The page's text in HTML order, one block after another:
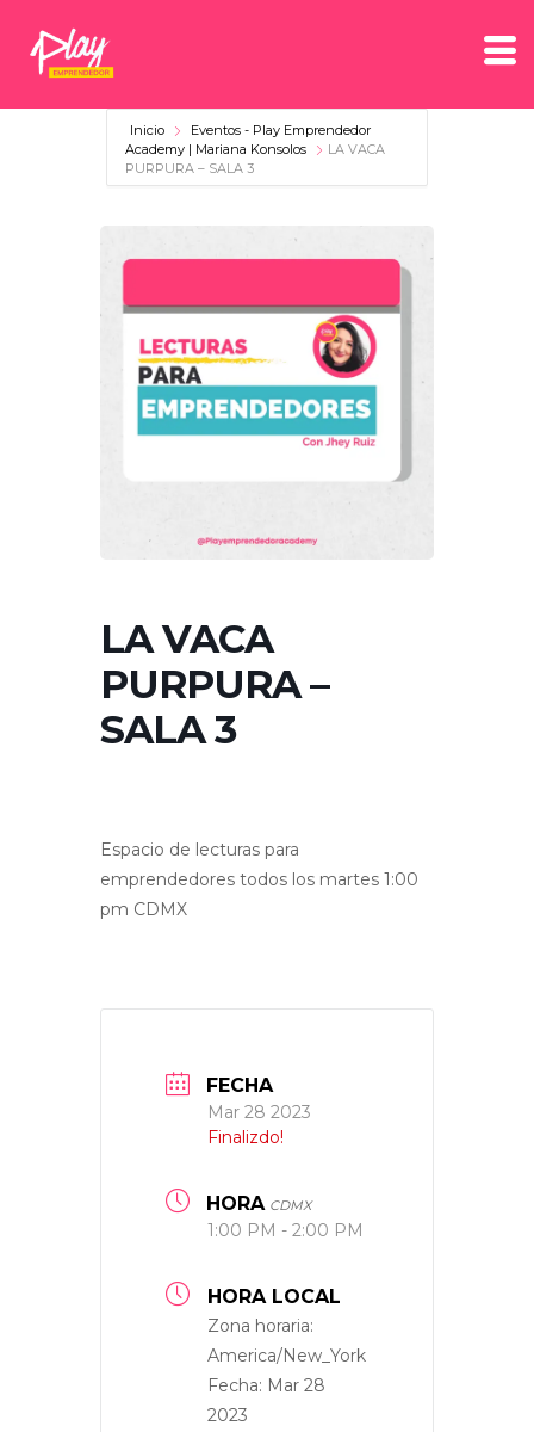
Inicio
Eventos - Play Emprendedor
Academy | Mariana Konsolos
LA VACA
PURPURA – SALA 3
LA VACA
PURPURA –
SALA 3
Espacio de lecturas para
emprendedores todos los martes 1:00
pm CDMX
FECHA
Mar 28 2023
Finalizdo!
HORA CDMX
1:00 PM - 2:00 PM
HORA LOCAL
Zona horaria:
America/New_York
Fecha: Mar 28
2023